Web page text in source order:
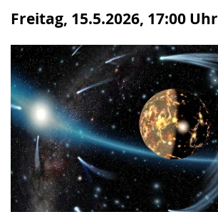
Freitag, 15.5.2026, 17:00 Uhr
wird
angezeigt.